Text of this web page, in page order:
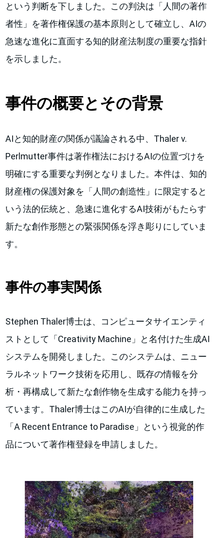
という判断を下しました。この判決は「人間の著作
者性」を著作権保護の基本原則として確立し、AIの
急速な進化に直面する知的財産法制度の重要な指針
を示しました。
事件の概要とその背景
AIと知的財産の関係が議論される中、Thaler v.
Perlmutter事件は著作権法におけるAIの位置づけを
明確にする重要な判例となりました。本件は、知的
財産権の保護対象を「人間の創造性」に限定すると
いう法的伝統と、急速に進化するAI技術がもたらす
新たな創作形態との緊張関係を浮き彫りにしていま
す。
事件の事実関係
Stephen Thaler博士は、コンピュータサイエンティ
ストとして「Creativity Machine」と名付けた生成AI
システムを開発しました。このシステムは、ニュー
ラルネットワーク技術を応用し、既存の情報を分
析・再構成して新たな創作物を生成する能力を持っ
ています。Thaler博士はこのAIが自律的に生成した
「A Recent Entrance to Paradise」という視覚的作
品について著作権登録を申請しました。